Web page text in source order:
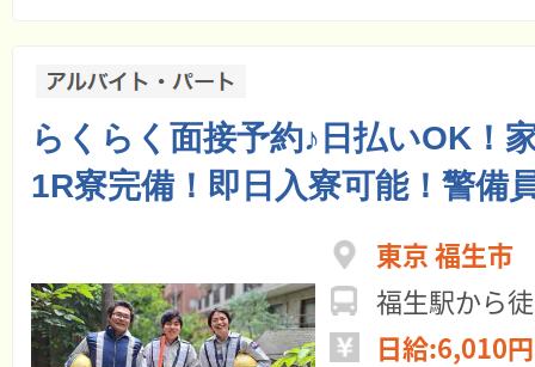
らくらく面接予約♪日払いOK！
1R寮完備！即日入寮可能！警備
東京 福生市
福生駅から
日給:6,010